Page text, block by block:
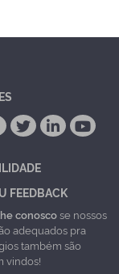
FEEDBACK
conoscose nossos
adequados pra
também são
vindos!